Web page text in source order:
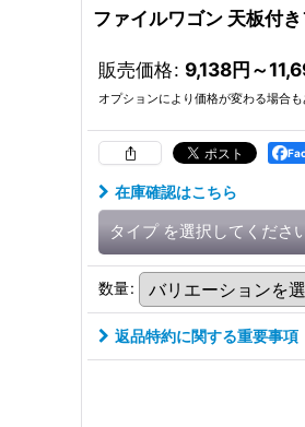
ファイルワゴン 天板付
販売価格: 9,138円～
オプションにより価格が変わる場合も
在庫確認はこちら
タイプ を選択してくださ
数量:
返品特約に関する重要事項